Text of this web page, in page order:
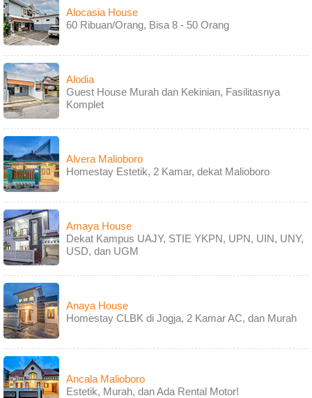
Alocasia House
60 Ribuan/Orang, Bisa 8 - 50 Orang
Alodia
Guest House Murah dan Kekinian, Fasilitasnya
Komplet
Alvera Malioboro
Homestay Estetik, 2 Kamar, dekat Malioboro
Amaya House
Dekat Kampus UAJY, STIE YKPN, UPN, UIN, UNY,
USD, dan UGM
Anaya House
Homestay CLBK di Jogja, 2 Kamar AC, dan Murah
Ancala Malioboro
Estetik, Murah, dan Ada Rental Motor!